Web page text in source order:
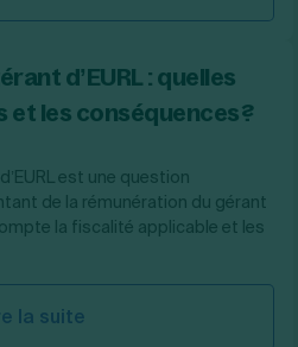
d’EURL : quelles
les conséquences ?
est une question
de la rémunération du gérant
la fiscalité applicable et les
la suite